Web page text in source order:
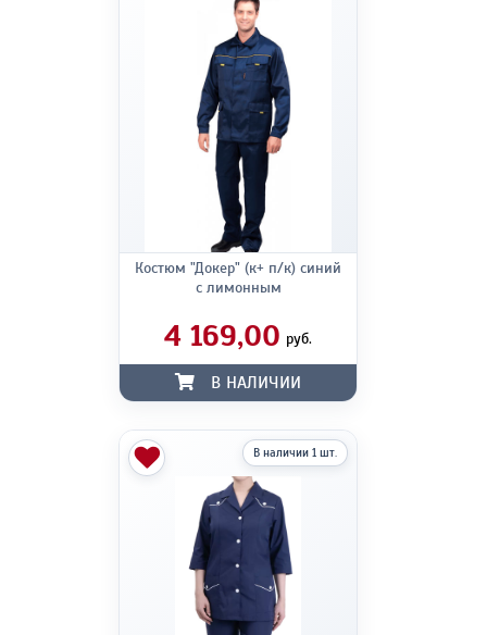
Костюм "Докер" (к+ п/к) синий
с лимонным
4 169,00 руб.
В НАЛИЧИИ
В наличии 1 шт.